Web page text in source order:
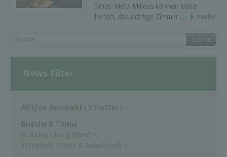
Sinus-Meta-Milieus können dabei
helfen, das richtige Zimmer ...
mehr
Suche
News Filter
Aktive Auswahl ( 1 Treffer )
Branche & Thema
Branchenübergreifend ×
Wirtschaft, Politik & Gesellschaft ×